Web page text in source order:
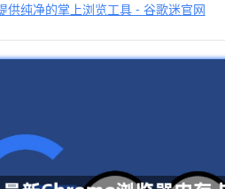
供纯净的掌上浏览工具 - 谷歌迷官网